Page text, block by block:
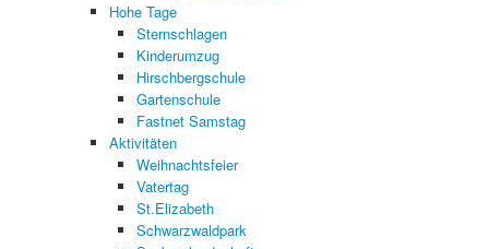
Hohe Tage
Sternschlagen
Kinderumzug
Hirschbergschule
Gartenschule
Fastnet Samstag
Aktivitäten
Weihnachtsfeier
Vatertag
St.Elizabeth
Schwarzwaldpark